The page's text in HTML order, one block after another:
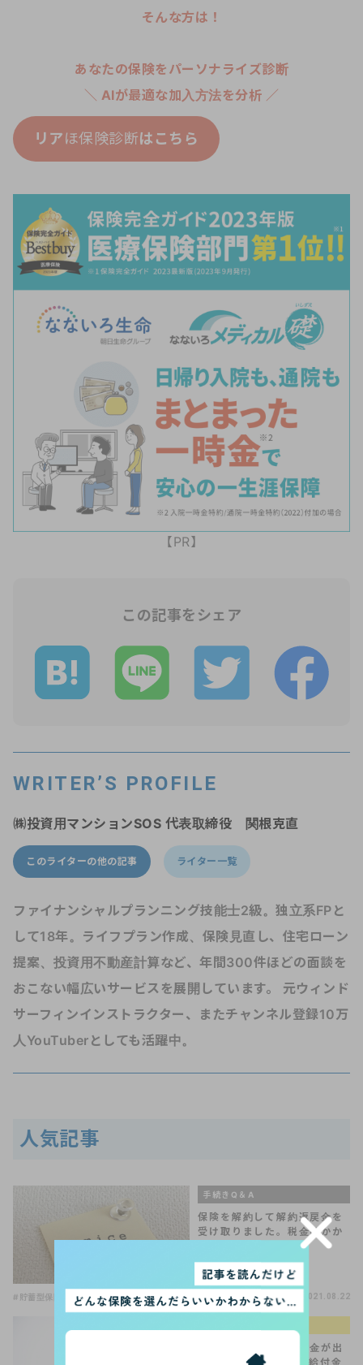
そんな方は！
あなたの保険をパーソナライズ診断
＼ AIが最適な加入方法を分析 ／
リアほ保険診断はこちら
【PR】
この記事をシェア
WRITER’S PROFILE
㈱投資用マンションSOS 代表取締役 関根克直
このライターの他の記事 ライター一覧
ファイナンシャルプランニング技能士2級。独立系FPと
して18年。ライフプラン作成、保険見直し、住宅ローン
提案、投資用不動産計算など、年間300件ほどの面談を
おこない幅広いサービスを展開しています。 元ウィンド
サーフィンインストラクター、またチャンネル登録10万
人YouTuberとしても活躍中。
人気記事
手続きQ＆A
保険を解約して解約返戻金を
受け取りました。税金はかか
#貯蓄型保険 2021.08.22
「骨折、ひび」で給付金が出
る保険って？特定損傷給付金